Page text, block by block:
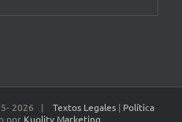
2026 | Textos Legales | Política
por Kuolity Marketing